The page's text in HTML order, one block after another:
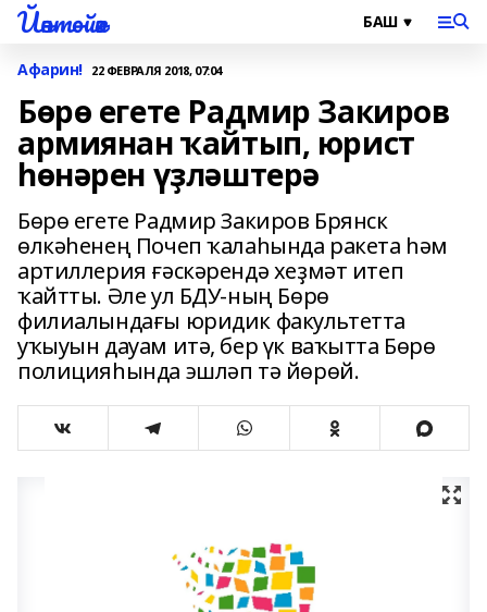
Йәнтөйәк
Афарин! 22 ФЕВРАЛЯ 2018, 07:04
Бөрө егете Радмир Закиров
армиянан ҡайтып, юрист
һөнәрен үҙләштерә
Бөрө егете Радмир Закиров Брянск
өлкәһенең Почеп ҡалаһында ракета һәм
артиллерия ғәскәрендә хеҙмәт итеп
ҡайтты. Әле ул БДУ-ның Бөрө
филиалындағы юридик факультетта
уҡыуын дауам итә, бер үк ваҡытта Бөрө
полицияһында эшләп тә йөрөй.